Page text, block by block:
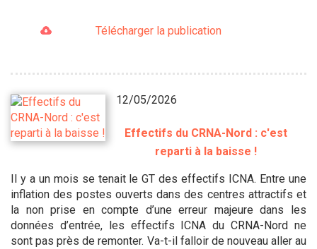
Télécharger la publication
12/05/2026
Effectifs du CRNA-Nord : c'est
reparti à la baisse !
Il y a un mois se tenait le GT des effectifs ICNA. Entre une
inflation des postes ouverts dans des centres attractifs et
la non prise en compte d’une erreur majeure dans les
données d’entrée, les effectifs ICNA du CRNA-Nord ne
sont pas près de remonter. Va-t-il falloir de nouveau aller au